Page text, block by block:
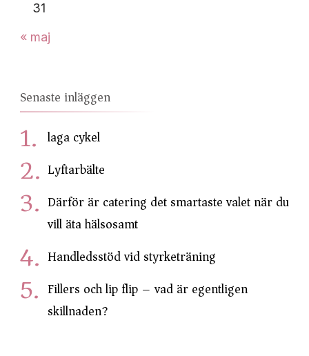
31
« maj
Senaste inläggen
laga cykel
Lyftarbälte
Därför är catering det smartaste valet när du
vill äta hälsosamt
Handledsstöd vid styrketräning
Fillers och lip flip – vad är egentligen
skillnaden?